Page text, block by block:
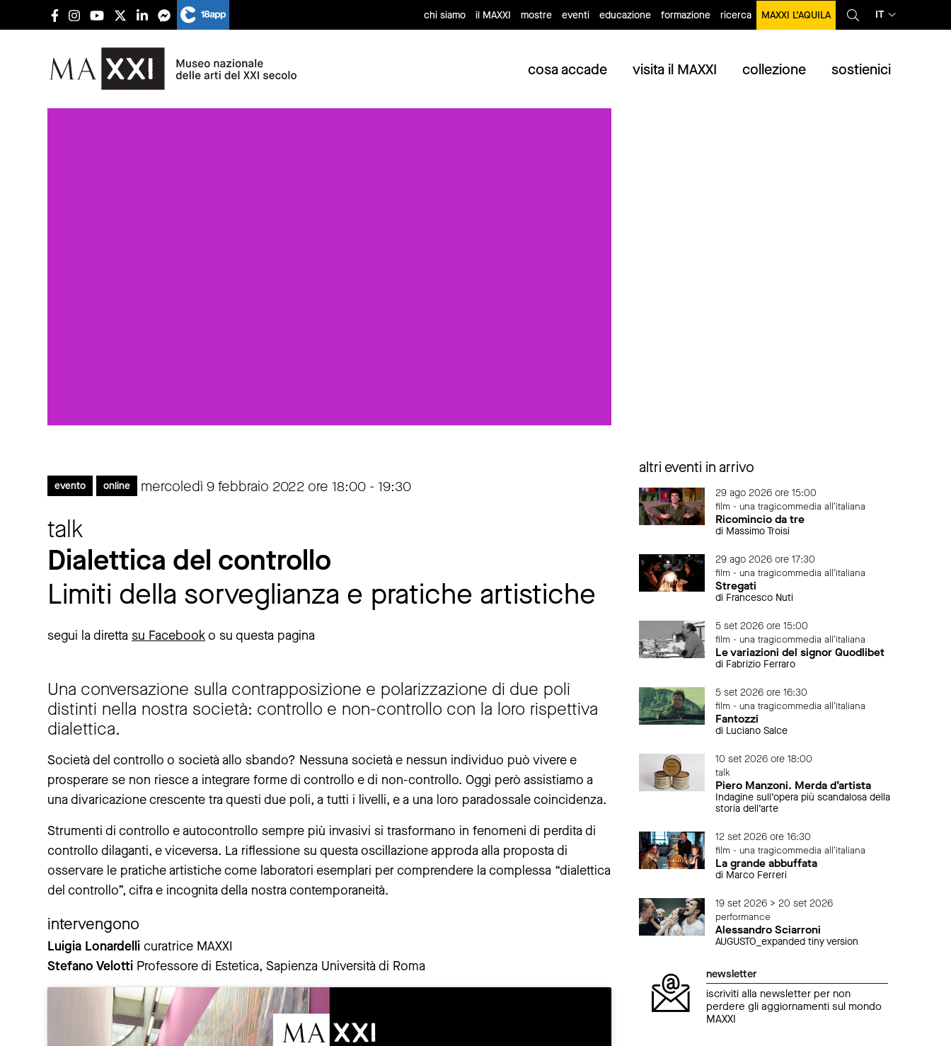
chi siamo il MAXXI mostre eventi educazione formazione ricerca MAXXI L’AQUILA IT
cosa accade visita il MAXXI collezione sostienici
evento online mercoledì 9 febbraio 2022 ore 18:00 - 19:30
talk
Dialettica del controllo
Limiti della sorveglianza e pratiche artistiche
segui la diretta su Facebooko su questa pagina
Una conversazione sulla contrapposizione e polarizzazione di due poli
distinti nella nostra società: controllo e non-controllo con la loro rispettiva
dialettica.
Società del controllo o società allo sbando? Nessuna società e nessun individuo può vivere e
prosperare se non riesce a integrare forme di controllo e di non-controllo. Oggi però assistiamo a
una divaricazione crescente tra questi due poli, a tutti i livelli, e a una loro paradossale coincidenza.
Strumenti di controllo e autocontrollo sempre più invasivi si trasformano in fenomeni di perdita di
controllo dilaganti, e viceversa. La riflessione su questa oscillazione approda alla proposta di
osservare le pratiche artistiche come laboratori esemplari per comprendere la complessa “dialettica
del controllo”, cifra e incognita della nostra contemporaneità.
intervengono
Luigia Lonardelli curatrice MAXXI
Stefano Velotti Professore di Estetica, Sapienza Università di Roma
altri eventi in arrivo
29 ago 2026 ore 15:00
film - una tragicommedia all'italiana
Ricomincio da tre
di Massimo Troisi
29 ago 2026 ore 17:30
film - una tragicommedia all'italiana
Stregati
di Francesco Nuti
5 set 2026 ore 15:00
film - una tragicommedia all'italiana
Le variazioni del signor Quodlibet
di Fabrizio Ferraro
5 set 2026 ore 16:30
film - una tragicommedia all'italiana
Fantozzi
di Luciano Salce
10 set 2026 ore 18:00
talk
Piero Manzoni. Merda d’artista
Indagine sull’opera più scandalosa della
storia dell’arte
12 set 2026 ore 16:30
film - una tragicommedia all'italiana
La grande abbuffata
di Marco Ferreri
19 set 2026 > 20 set 2026
performance
Alessandro Sciarroni
AUGUSTO_expanded tiny version
newsletter
iscriviti alla newsletter per non
perdere gli aggiornamenti sul mondo
MAXXI